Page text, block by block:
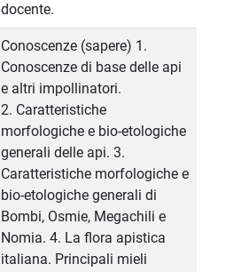
docente.
Conoscenze (sapere) 1.
Conoscenze di base delle api
e altri impollinatori.
2. Caratteristiche
morfologiche e bio-etologiche
generali delle api. 3.
Caratteristiche morfologiche e
bio-etologiche generali di
Bombi, Osmie, Megachili e
Nomia. 4. La flora apistica
italiana. Principali mieli